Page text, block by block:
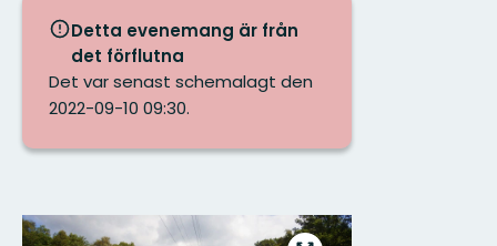
Detta evenemang är från
det förflutna
Det var senast schemalagt den
2022-09-10 09:30.
Bilder